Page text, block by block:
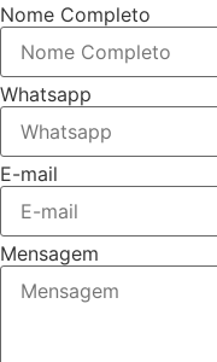
Nome Completo
Whatsapp
E-mail
Mensagem